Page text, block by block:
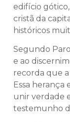
edifício
cristã da
históricos
Segundo
e ao
recorda que
Essa herança
unir verdade
testemunho